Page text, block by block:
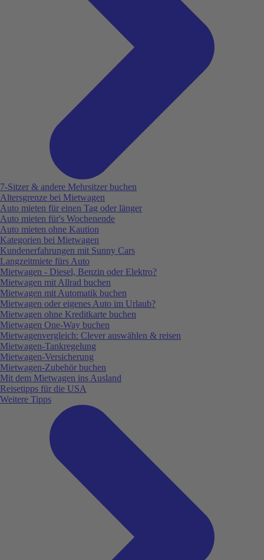
7-Sitzer & andere Mehrsitzer buchen
Altersgrenze bei Mietwagen
Auto mieten für einen Tag oder länger
Auto mieten für's Wochenende
Auto mieten ohne Kaution
Kategorien bei Mietwagen
Kundenerfahrungen mit Sunny Cars
Langzeitmiete fürs Auto
Mietwagen - Diesel, Benzin oder Elektro?
Mietwagen mit Allrad buchen
Mietwagen mit Automatik buchen
Mietwagen oder eigenes Auto im Urlaub?
Mietwagen ohne Kreditkarte buchen
Mietwagen One-Way buchen
Mietwagenvergleich: Clever auswählen & reisen
Mietwagen-Tankregelung
Mietwagen-Versicherung
Mietwagen-Zubehör buchen
Mit dem Mietwagen ins Ausland
Reisetipps für die USA
Weitere Tipps